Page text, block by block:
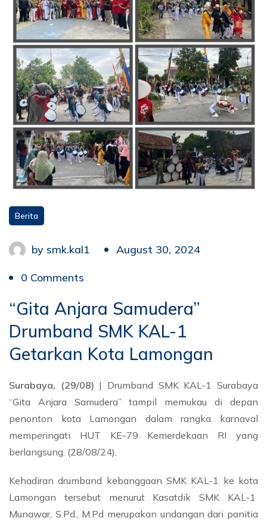
Berita
by smk.kal1 August 30, 2024
0 Comments
“Gita Anjara Samudera”
Drumband SMK KAL-1
Getarkan Kota Lamongan
Surabaya, (29/08) | Drumband SMK KAL-1 Surabaya
“Gita Anjara Samudera” tampil memukau di depan
penonton kota Lamongan dalam rangka karnaval
memperingati HUT KE-79 Kemerdekaan RI yang
berlangsung, (28/08/24).
Kehadiran drumband kebanggaan SMK KAL-1 ke kota
Lamongan tersebut menurut Kasatdik SMK KAL-1
Munawar, S.Pd., M.Pd merupakan undangan dari panitia